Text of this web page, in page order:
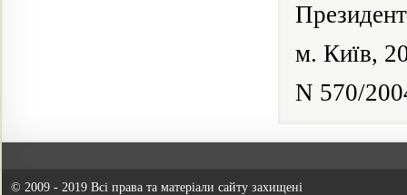
м. Київ,
N 570/
© 2009 - 2019 Всі права та матеріали сайту захищені